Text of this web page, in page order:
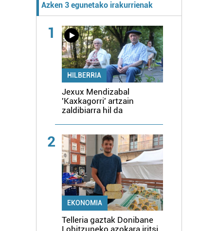
Azken 3 egunetako irakurrienak
1
HILBERRIA
Jexux Mendizabal
'Kaxkagorri' artzain
zaldibiarra hil da
2
EKONOMIA
Telleria gaztak Donibane
Lohitzuneko azokara iritsi